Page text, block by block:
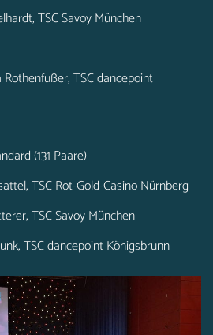
TSC Savoy München
TSC dancepoint
(131 Paare)
TSC Rot-Gold-Casino Nürnberg
TSC Savoy München
TSC dancepoint Königsbrunn